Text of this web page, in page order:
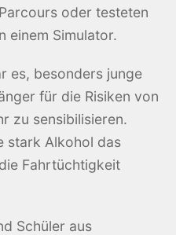
oder testeten
einem Simulator.
es, besonders junge
für die Risiken von
zu sensibilisieren.
stark Alkohol das
Fahrtüchtigkeit
Schüler aus